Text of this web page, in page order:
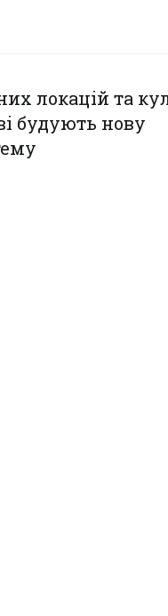
локацій та
будують нову